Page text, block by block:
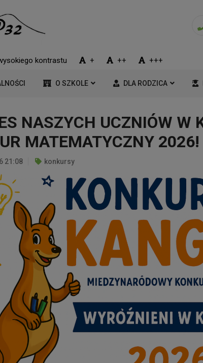
kontrastu + ++ +++
O SZKOLE DLA RODZICA
NASZYCH UCZNIÓW W
MATEMATYCZNY 2026!
21:08 konkursy